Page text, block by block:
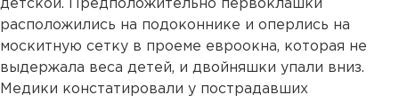
детской. Предположительно первоклашки
расположились на подоконнике и оперлись на
москитную сетку в проеме евроокна, которая не
выдержала веса детей, и двойняшки упали вниз.
Медики констатировали у пострадавших